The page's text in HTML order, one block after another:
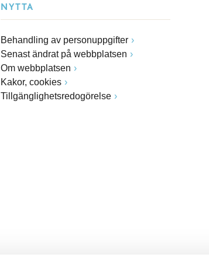
NYTTA
Behandling av personuppgifter
Senast ändrat på webbplatsen
Om webbplatsen
Kakor, cookies
Tillgänglighetsredogörelse